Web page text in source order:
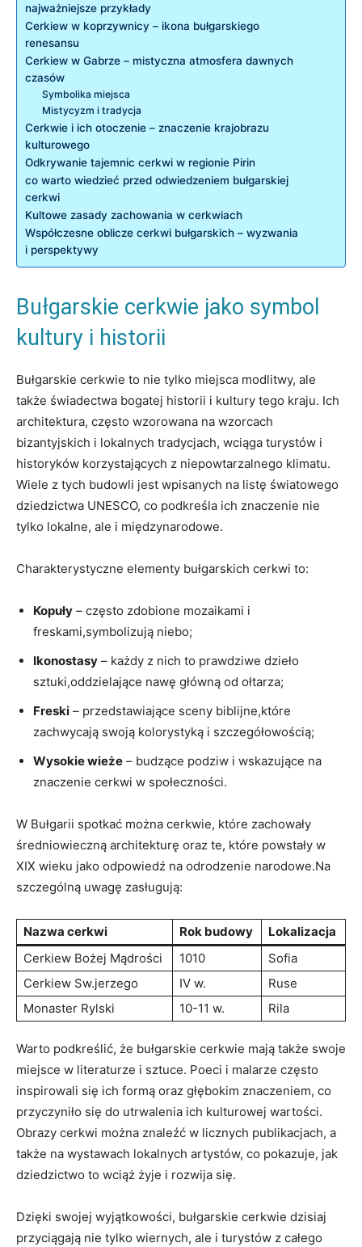
najważniejsze przykłady
Cerkiew w koprzywnicy – ikona bułgarskiego⁢
renesansu
Cerkiew w Gabrze – mistyczna atmosfera dawnych
⁣czasów
Symbolika miejsca
Mistycyzm i tradycja
Cerkwie i ich otoczenie – znaczenie krajobrazu
kulturowego
Odkrywanie tajemnic cerkwi w regionie Pirin
co warto wiedzieć przed odwiedzeniem bułgarskiej
cerkwi
Kultowe zasady zachowania⁣ w cerkwiach
Współczesne oblicze cerkwi bułgarskich –⁤ wyzwania
i perspektywy
Bułgarskie cerkwie‍ jako symbol
kultury i historii
Bułgarskie cerkwie to nie tylko miejsca modlitwy, ⁤ale
także świadectwa bogatej historii i kultury tego kraju. Ich
architektura, często wzorowana na wzorcach
bizantyjskich‍ i lokalnych tradycjach, wciąga turystów i
historyków⁢ korzystających z niepowtarzalnego klimatu.
Wiele z tych budowli jest wpisanych na listę światowego
dziedzictwa UNESCO, co podkreśla ich znaczenie⁤ nie
tylko‌ lokalne, ale i międzynarodowe.
Charakterystyczne elementy ⁢bułgarskich cerkwi‌ to:
Kopuły – często zdobione mozaikami i
freskami,symbolizują niebo;
Ikonostasy – każdy z nich to prawdziwe dzieło
sztuki,oddzielające nawę główną od ołtarza;
Freski ⁢– przedstawiające sceny biblijne,które
zachwycają swoją kolorystyką ‌i szczegółowością;
Wysokie wieże – budzące podziw i wskazujące na
znaczenie cerkwi w społeczności.
W‍ Bułgarii spotkać można cerkwie, które zachowały
średniowieczną architekturę oraz⁤ te, które powstały w
XIX wieku jako odpowiedź⁤ na​ odrodzenie narodowe.Na
⁤szczególną uwagę zasługują:
Nazwa cerkwi Rok budowy
Lokalizacja
Cerkiew Bożej Mądrości
1010
Sofia
Cerkiew ⁣Sw.jerzego
IV w.
Ruse
Monaster Rylski
10-11 w. Rila
Warto podkreślić, że bułgarskie cerkwie mają także swoje
miejsce w ‌literaturze⁤ i sztuce. Poeci i malarze często
inspirowali się ich formą oraz głębokim znaczeniem, co
⁣przyczyniło ​się do utrwalenia ich kulturowej​ wartości.
Obrazy cerkwi można znaleźć w licznych publikacjach, a
także na‍ wystawach lokalnych artystów, co pokazuje, jak
dziedzictwo to wciąż żyje i rozwija się.
Dzięki swojej wyjątkowości, bułgarskie cerkwie dzisiaj
przyciągają nie tylko wiernych, ale i​ turystów z całego